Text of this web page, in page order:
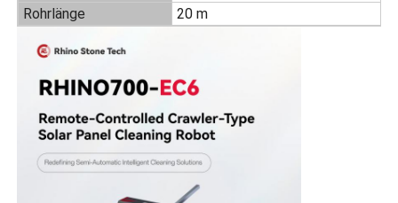
Umkehr-Osmose-Maschine
Sonnenkollektor-Reinigungsroboter
Energiespeicher-Schallschutz
Rohrlänge
20 m